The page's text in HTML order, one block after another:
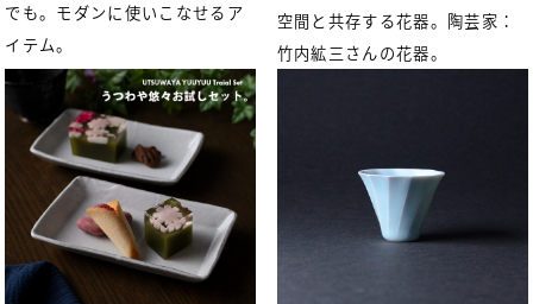
でも。モダンに使いこなせるア
イテム。
空間と共存する花器。陶芸家：
竹内絋三さんの花器。